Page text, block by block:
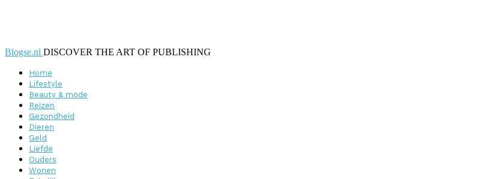
Blogse.nl DISCOVER THE ART OF PUBLISHING
Home
Lifestyle
Beauty & mode
Reizen
Gezondheid
Dieren
Geld
Liefde
Ouders
Wonen